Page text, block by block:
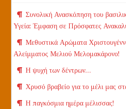
Συνολική Ανασκόπηση του
Υγεία: Έμφαση σε Πρόσφατες
Μεθυστικά Αρώματα
Αλείμματος Μελιού Μελομακάρονο!
Η ψυχή των δέντρων…
Χρυσό βραβείο για το μέλι μας
Η παγκόσμια ημέρα μέλισσας!